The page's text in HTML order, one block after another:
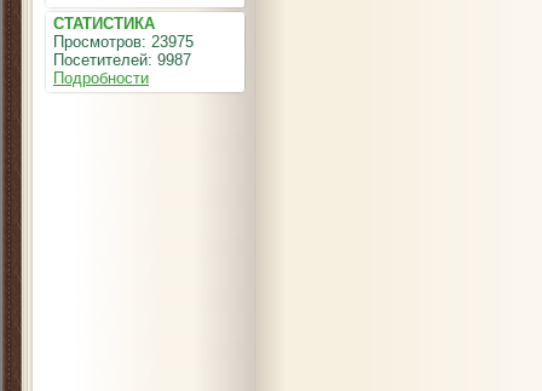
СТАТИСТИКА
Просмотров: 23975
Посетителей: 9987
Подробности